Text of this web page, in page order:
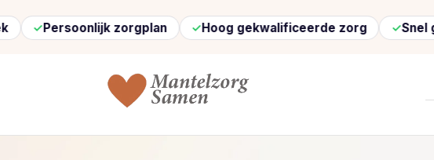
zorgplan Hoog gekwalificeerde zorg Snel